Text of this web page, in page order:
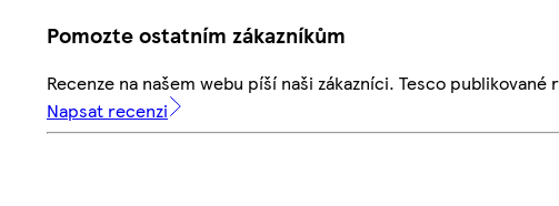
Pomozte ostatním zákazníkům
Recenze na našem webu píší naši zákazníci. Tesco
Napsat recenzi